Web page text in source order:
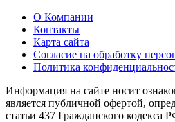
О Компании
Контакты
Карта сайта
Согласие на обработку
Политика
Информация на сайте носит
является публичной офертой,
статьи 437 Гражданского кодекса